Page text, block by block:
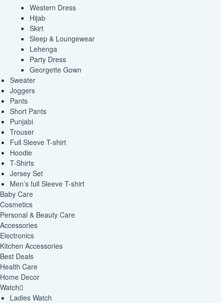
Western Dress
Hijab
Skirt
Sleep & Loungewear
Lehenga
Party Dress
Georgette Gown
Sweater
Joggers
Pants
Short Pants
Punjabi
Trouser
Full Sleeve T-shirt
Hoodie
T-Shirts
Jersey Set
Men’s full Sleeve T-shirt
Baby Care
Cosmetics
Personal & Beauty Care
Accessories
Electronics
Kitchen Accessories
Best Deals
Health Care
Home Decor
Watch
Ladies Watch